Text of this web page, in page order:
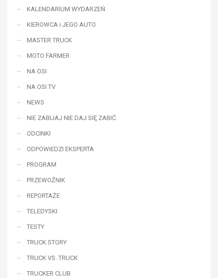
KALENDARIUM WYDARZEŃ
KIEROWCA i JEGO AUTO
MASTER TRUCK
MOTO FARMER
NA OSI
NA OSI TV
NEWS
NIE ZABIJAJ NIE DAJ SIĘ ZABIĆ
ODCINKI
ODPOWIEDZI EKSPERTA
PROGRAM
PRZEWOŹNIK
REPORTAŻE
TELEDYSKI
TESTY
TRUCK STORY
TRUCK VS. TRUCK
TRUCKER CLUB